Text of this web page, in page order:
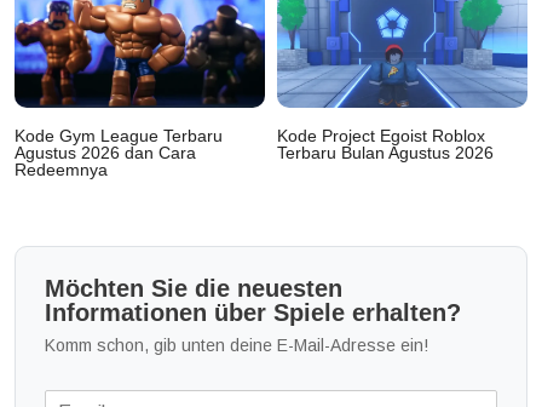
Kode Gym League Terbaru
Agustus 2026 dan Cara
Redeemnya
Kode Project Egoist Roblox
Terbaru Bulan Agustus 2026
Möchten Sie die neuesten
Informationen über Spiele erhalten?
Komm schon, gib unten deine E-Mail-Adresse ein!